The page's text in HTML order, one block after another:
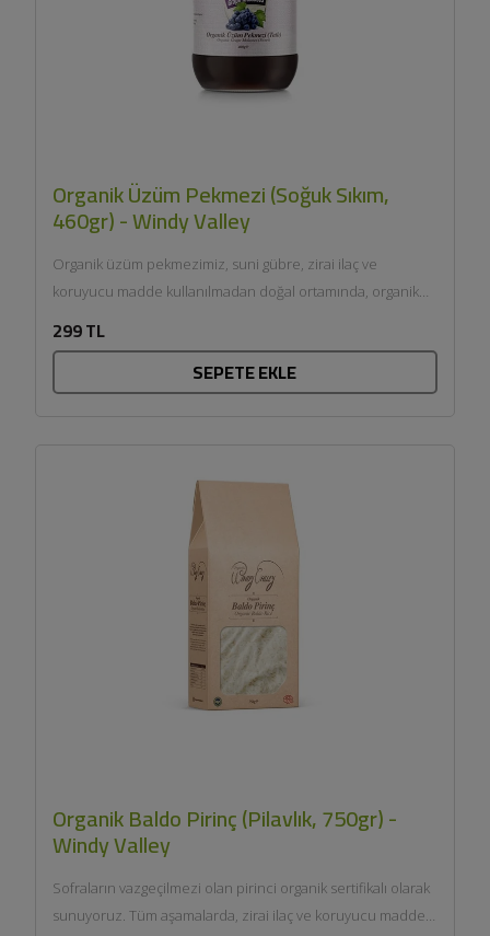
Organik Üzüm Pekmezi (Soğuk Sıkım,
460gr) - Windy Valley
Organik üzüm pekmezimiz, suni gübre, zirai ilaç ve
koruyucu madde kullanılmadan doğal ortamında, organik
299 TL
SEPETE EKLE
Organik Baldo Pirinç (Pilavlık, 750gr) -
Windy Valley
Sofraların vazgeçilmezi olan pirinci organik sertifikalı olarak
sunuyoruz. Tüm aşamalarda, zirai ilaç ve koruyucu madde